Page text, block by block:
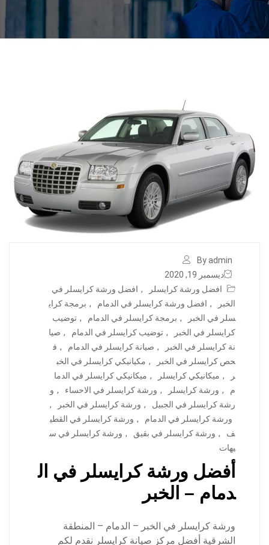
By admin
ديسمبر 19, 2020
افضل ورشة كرايسلر
, افضل ورشة كرايسلر في
الخبر
, افضل ورشة كرايسلر في الدمام , برمجة كراي
سلر في الخبر
, برمجة كرايسلر في الدمام , توضيب
كرايسلر في الخبر
, توضيب كرايسلر في الدمام , صيا
نة كرايسلر في الخبر
, صيانة كرايسلر في الدمام , ف
حص كرايسلر في الخبر
, مكيانيكي كرايسلر في الخب
ر
, ميكانيكي كرايسلر , ميكانيكي كرايسلر في الدما
م
, ورشة كرايسلر , ورشة كرايسلر في الاحساء , و
رشة كرايسلر في الجبيل
, ورشة كرايسلر في الخبر
,
ورشة كرايسلر في الدمام
, ورشة كرايسلر في القطي
ف
, ورشة كرايسلر في بقيق , ورشة كرايسلر في س
يهات
أفضل ورشة كرايسلر في ال
دمام – الخبر
ورشة كرايسلر في الخبر – الدمام – المنطقة
الشرقية أفضل مركز صيانة كرايسلر نقدم لكم